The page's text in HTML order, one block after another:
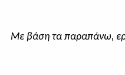
Με βάση τα παραπάνω,